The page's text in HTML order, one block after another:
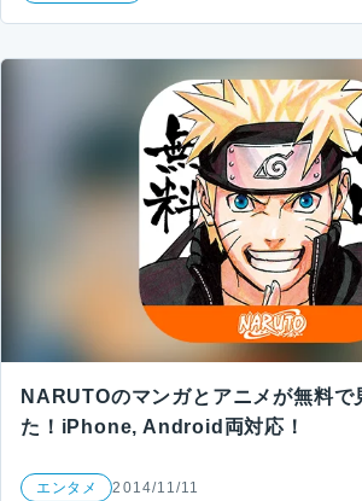
NARUTOのマンガとアニメが無料で
た！iPhone, Android両対応！
エンタメ 2014/11/11